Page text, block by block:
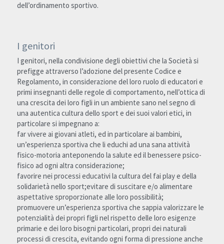
dell’ordinamento sportivo.
I genitori
I genitori, nella condivisione degli obiettivi che la Società si
prefigge attraverso l’adozione del presente Codice e
Regolamento, in considerazione del loro ruolo di educatori e
primi insegnanti delle regole di comportamento, nell’ottica di
una crescita dei loro figli in un ambiente sano nel segno di
una autentica cultura dello sport e dei suoi valori etici, in
particolare si impegnano a:
far vivere ai giovani atleti, ed in particolare ai bambini,
un’esperienza sportiva che li educhi ad una sana attività
fisico-motoria anteponendo la salute ed il benessere psico-
fisico ad ogni altra considerazione;
favorire nei processi educativi la cultura del fai play e della
solidarietà nello sport;evitare di suscitare e/o alimentare
aspettative sproporzionate alle loro possibilità;
promuovere un’esperienza sportiva che sappia valorizzare le
potenzialità dei propri figli nel rispetto delle loro esigenze
primarie e dei loro bisogni particolari, propri dei naturali
processi di crescita, evitando ogni forma di pressione anche